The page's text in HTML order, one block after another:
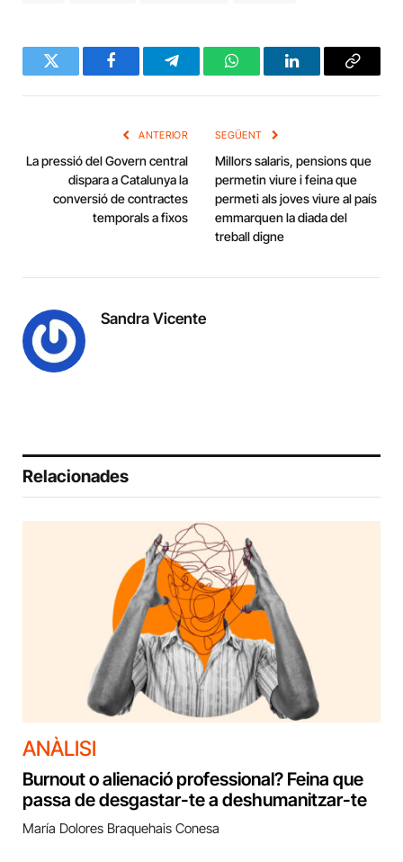
Twitter FacebookTelegramWhatsAppLinkedInCopy
ANTERIOR
La pressió del Govern central
dispara a Catalunya la
conversió de contractes
temporals a fixos
SEGÜENT
Millors salaris, pensions que
permetin viure i feina que
permeti als joves viure al país
emmarquen la diada del
treball digne
Sandra Vicente
Relacionades
ANÀLISI
Burnout o alienació professional? Feina que
passa de desgastar-te a deshumanitzar-te
María Dolores Braquehais Conesa